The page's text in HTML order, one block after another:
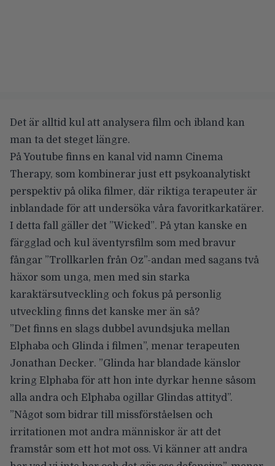
Det är alltid kul att analysera film och ibland kan
man ta det steget längre.
På Youtube finns en kanal vid namn Cinema
Therapy, som kombinerar just ett psykoanalytiskt
perspektiv på olika filmer, där riktiga terapeuter är
inblandade för att undersöka våra favoritkarkatärer.
I detta fall gäller det ”Wicked”. På ytan kanske en
färgglad och kul äventyrsfilm som med bravur
fångar ”Trollkarlen från Oz”-andan med sagans två
häxor som unga, men med sin starka
karaktärsutveckling och fokus på personlig
utveckling finns det kanske mer än så?
”Det finns en slags dubbel avundsjuka mellan
Elphaba och Glinda i filmen”, menar terapeuten
Jonathan Decker. ”Glinda har blandade känslor
kring Elphaba för att hon inte dyrkar henne såsom
alla andra och Elphaba ogillar Glindas attityd”.
”Något som bidrar till missförståelsen och
irritationen mot andra människor är att det
framstår som ett hot mot oss. Vi känner att andra